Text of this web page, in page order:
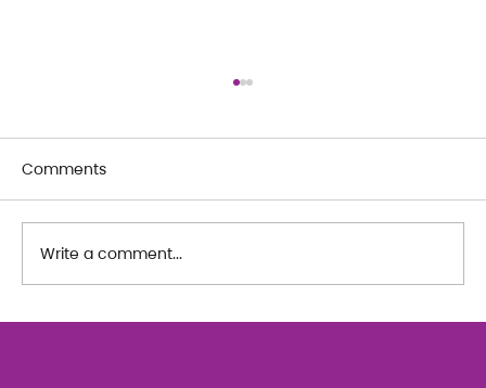
Comments
Write a comment...